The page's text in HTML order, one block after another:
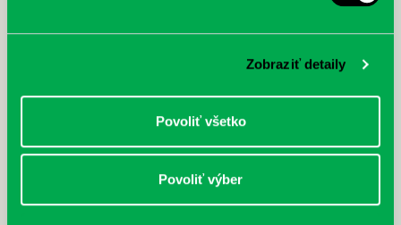
Zobraziť detaily
Povoliť všetko
Povoliť výber